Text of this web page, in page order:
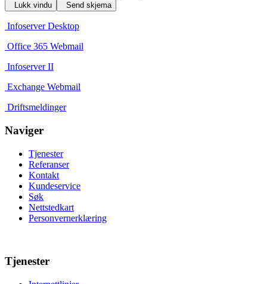
Lukk vindu Send skjema
Infoserver Desktop
Office 365 Webmail
Infoserver II
Exchange Webmail
Driftsmeldinger
Naviger
Tjenester
Referanser
Kontakt
Kundeservice
Søk
Nettstedkart
Personvernerklæring
Tjenester